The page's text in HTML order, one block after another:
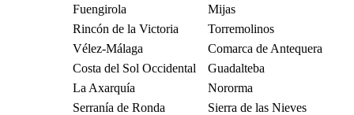
Fuengirola
Mijas
Rincón de la Victoria
Torremolinos
Vélez-Málaga
Comarca de Antequera
Costa del Sol Occidental
Guadalteba
La Axarquía
Nororma
Serranía de Ronda
Sierra de las Nieves